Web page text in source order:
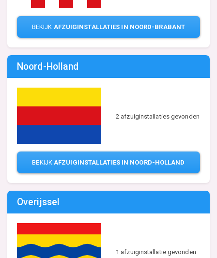
BEKIJK AFZUIGINSTALLATIES IN NOORD-BRABANT
Noord-Holland
2 afzuiginstallaties gevonden
BEKIJK AFZUIGINSTALLATIES IN NOORD-HOLLAND
Overijssel
1 afzuiginstallatie gevonden